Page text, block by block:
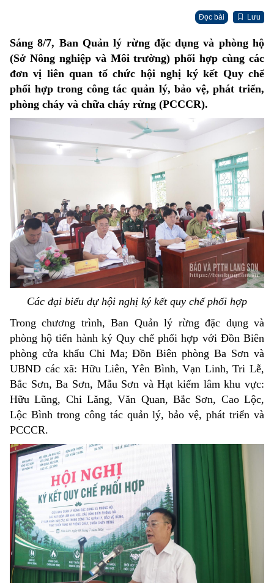
Đọc bài Lưu
Sáng 8/7, Ban Quản lý rừng đặc dụng và phòng hộ
(Sở Nông nghiệp và Môi trường) phối hợp cùng các
đơn vị liên quan tổ chức hội nghị ký kết Quy chế
phối hợp trong công tác quản lý, bảo vệ, phát triển,
phòng cháy và chữa cháy rừng (PCCCR).
Các đại biểu dự hội nghị ký kết quy chế phối hợp
Trong chương trình, Ban Quản lý rừng đặc dụng và
phòng hộ tiến hành ký Quy chế phối hợp với Đồn Biên
phòng cửa khẩu Chi Ma; Đồn Biên phòng Ba Sơn và
UBND các xã: Hữu Liên, Yên Bình, Vạn Linh, Tri Lễ,
Bắc Sơn, Ba Sơn, Mẫu Sơn và Hạt kiểm lâm khu vực:
Hữu Lũng, Chi Lăng, Văn Quan, Bắc Sơn, Cao Lộc,
Lộc Bình trong công tác quản lý, bảo vệ, phát triển và
PCCCR.